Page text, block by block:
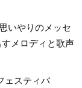
いやりのメッセ
メロディと歌声
ェスティバ